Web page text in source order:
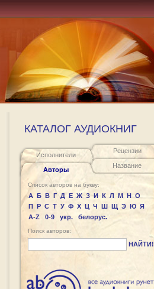
КАТАЛОГ АУДИОКНИГ
Исполнители
Авторы
Рецензии
Название
Список авторов на букву:
А Б В Г Д Е Ж З И К Л М Н О
П Р С Т У Ф Х Ц Ч Ш Щ Э Ю Я
A-Z
0-9 укр. белорус.
Поиск авторов:
НАЙТИ!